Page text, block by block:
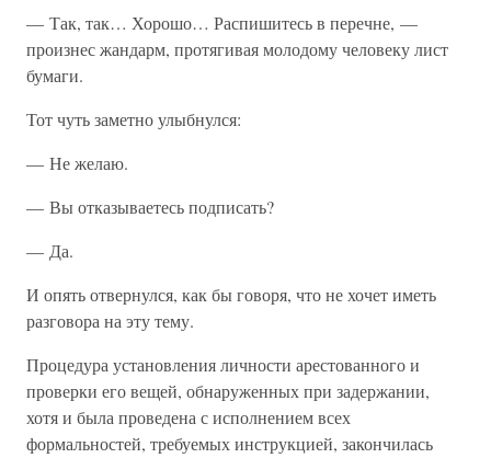
— Так, так… Хорошо… Распишитесь в перечне, —
произнес жандарм, протягивая молодому человеку лист
бумаги.
Тот чуть заметно улыбнулся:
— Не желаю.
— Вы отказываетесь подписать?
— Да.
И опять отвернулся, как бы говоря, что не хочет иметь
разговора на эту тему.
Процедура установления личности арестованного и
проверки его вещей, обнаруженных при задержании,
хотя и была проведена с исполнением всех
формальностей, требуемых инструкцией, закончилась